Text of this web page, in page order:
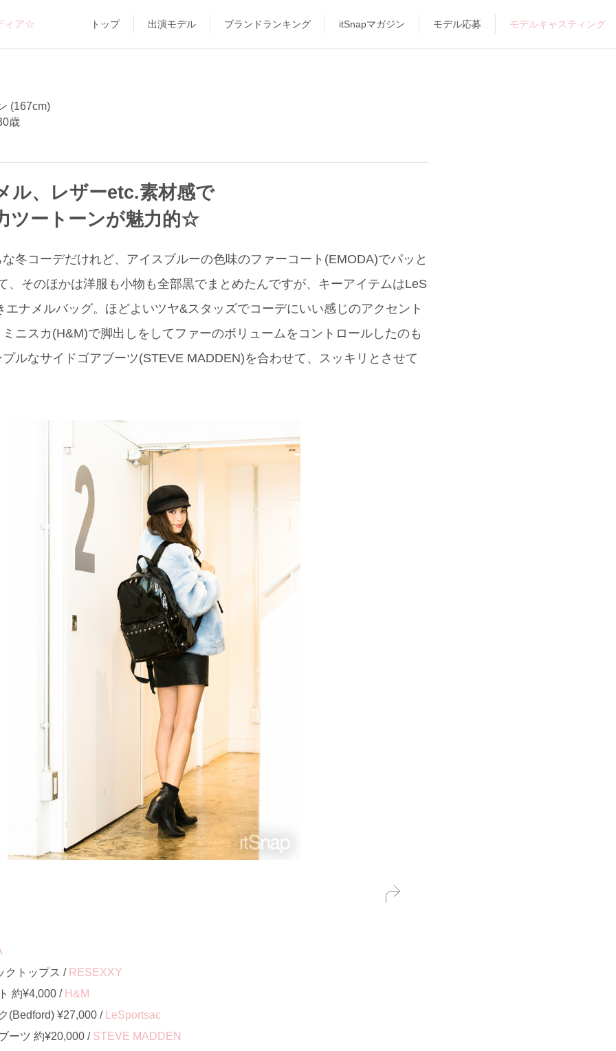
ィア☆ トップ 出演モデル ブランドランキング itSnapマガジン モデル応募 モデルキャスティング
(167cm)
歳
ル、レザーetc.素材感で
ツートーンが魅力的☆
冬コーデだけれど、アイスブルーの色味のファーコート(EMODA)でパッと
そのほかは洋服も小物も全部黒でまとめたんですが、キーアイテムはLeS
エナメルバッグ。ほどよいツヤ&スタッズでコーデにいい感じのアクセント
ニスカ(H&M)で脚出しをしてファーのボリュームをコントロールしたのも
ルなサイドゴアブーツ(STEVE MADDEN)を合わせて、スッキリとさせて
クトップス / RESEXXY
約¥4,000 / H&M
(Bedford) ¥27,000 /
LeSportsac
ーツ 約¥20,000 / STEVE MADDEN